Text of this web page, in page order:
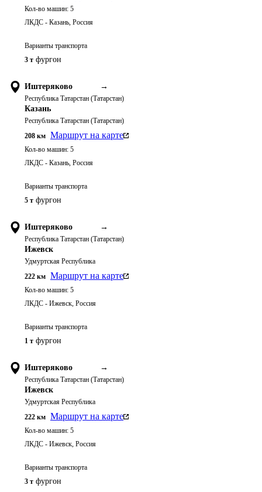
Кол-во машин: 5
ЛКДС - Казань, Россия
Варианты транспорта
3 т фургон
Иштеряково →
Республика Татарстан (Татарстан)
Казань
Республика Татарстан (Татарстан)
208 км Маршрут на карте
Кол-во машин: 5
ЛКДС - Казань, Россия
Варианты транспорта
5 т фургон
Иштеряково →
Республика Татарстан (Татарстан)
Ижевск
Удмуртская Республика
222 км Маршрут на карте
Кол-во машин: 5
ЛКДС - Ижевск, Россия
Варианты транспорта
1 т фургон
Иштеряково →
Республика Татарстан (Татарстан)
Ижевск
Удмуртская Республика
222 км Маршрут на карте
Кол-во машин: 5
ЛКДС - Ижевск, Россия
Варианты транспорта
3 т фургон